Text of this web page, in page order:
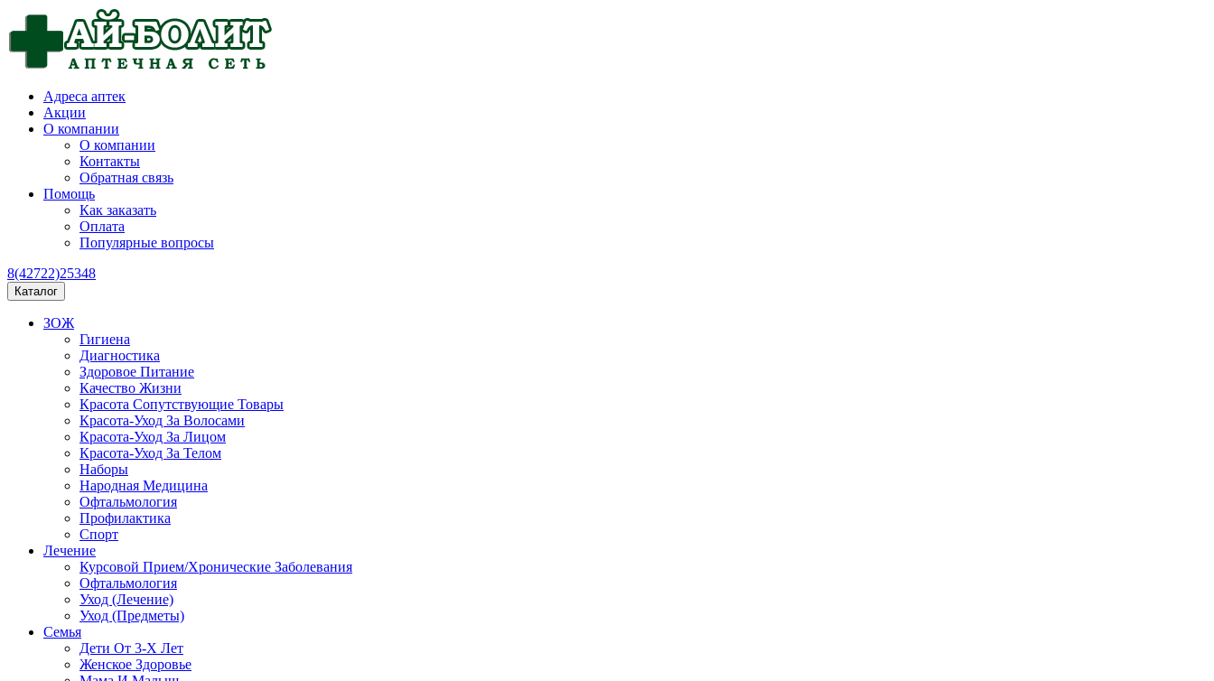
Адреса аптек
Акции
О компании
О компании
Контакты
Обратная связь
Помощь
Как заказать
Оплата
Популярные вопросы
8(42722)25348
Каталог
ЗОЖ
Гигиена
Диагностика
Здоровое Питание
Качество Жизни
Красота Сопутствующие Товары
Красота-Уход За Волосами
Красота-Уход За Лицом
Красота-Уход За Телом
Наборы
Народная Медицина
Офтальмология
Профилактика
Спорт
Лечение
Курсовой Прием/Хронические Заболевания
Офтальмология
Уход (Лечение)
Уход (Предметы)
Семья
Дети От 3-Х Лет
Женское Здоровье